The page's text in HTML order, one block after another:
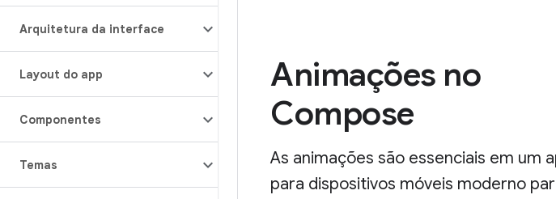
Arquitetura da interface
Layout do app
Componentes
Temas
Animações no
Compose
As animações são essenciais em um
para dispositivos móveis moderno